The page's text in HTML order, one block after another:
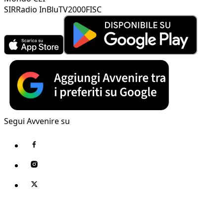
SIRRadio InBluTV2000FISC
Segui Avvenire su